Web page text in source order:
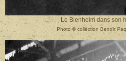
Le Blenheim dans son
Photo©collection Benoît